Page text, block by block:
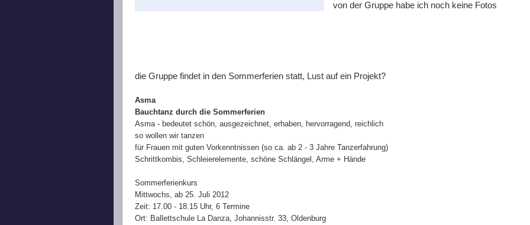
von der Gruppe habe ich noch keine Fotos
die Gruppe findet in den Sommerferien statt, Lust auf ein Projekt?
Asma
Bauchtanz durch die Sommerferien
Asma - bedeutet schön, ausgezeichnet, erhaben, hervorragend, reichlich
so wollen wir tanzen
für Frauen mit guten Vorkenntnissen (so ca. ab 2 - 3 Jahre Tanzerfahrung)
Schrittkombis, Schleierelemente, schöne Schlängel, Arme + Hände
Sommerferienkurs
Mittwochs, ab 25. Juli 2012
Zeit: 17.00 - 18.15 Uhr, 6 Termine
Ort: Ballettschule La Danza, Johannisstr. 33, Oldenburg